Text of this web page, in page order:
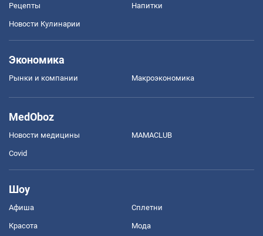
Рецепты Напитки
Новости Кулинарии
Экономика
Рынки и компании Mакроэкономика
MedOboz
Новости медицины MAMACLUB
Covid
Шоу
Афиша Сплетни
Красота Мода